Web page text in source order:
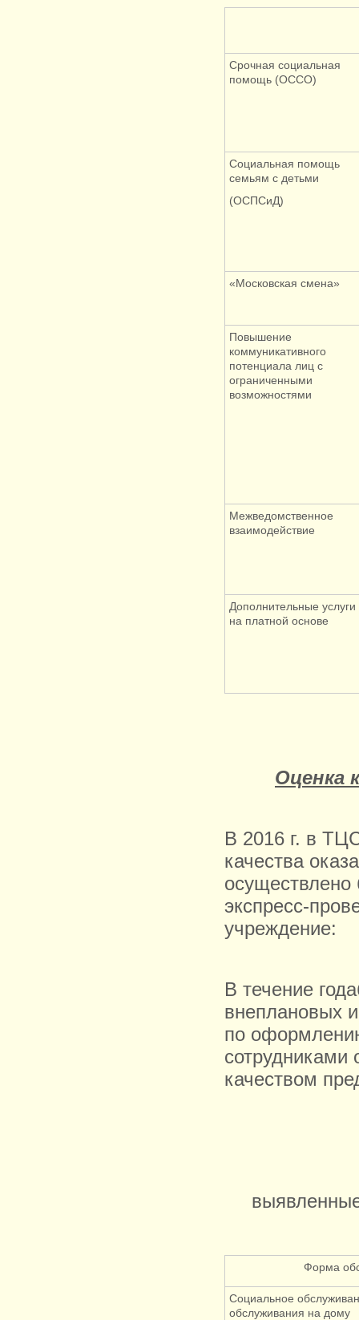
Срочная социальная
помощь (ОССО)
Социальная помощь
семьям с детьми
(ОСПСиД)
«Московская смена»
Повышение
коммуникативного
потенциала лиц с
ограниченными
возможностями
Межведомственное
взаимодействие
Дополнительные услуги
на платной основе
Оценка
В 2016 г. в
качества
экспресс-
учреждение:
В течение
внеплановых
по
сотрудниками
качеством
Форма
Социальное
обслуживания на дому